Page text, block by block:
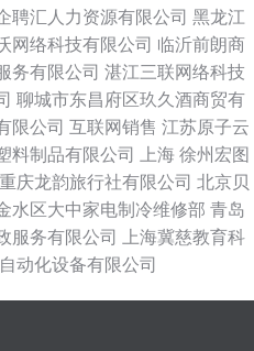
聘汇人力资源有限公司 黑龙江
网络科技有限公司 临沂前朗商
务有限公司 湛江三联网络科技
聊城市东昌府区玖久酒商贸有
限公司 互联网销售 江苏原子云
料制品有限公司 上海 徐州宏图
重庆龙韵旅行社有限公司 北京贝
水区大中家电制冷维修部 青岛
服务有限公司
上海冀慈教育科
动化设备有限公司